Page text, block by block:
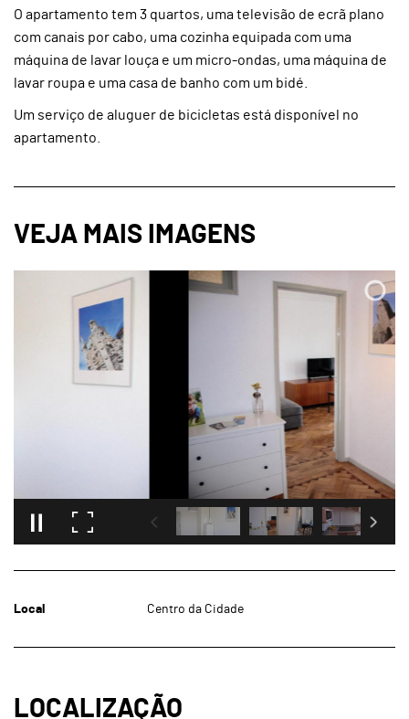
O apartamento tem 3 quartos, uma televisão de ecrã plano
com canais por cabo, uma cozinha equipada com uma
máquina de lavar louça e um micro-ondas, uma máquina de
lavar roupa e uma casa de banho com um bidé.
Um serviço de aluguer de bicicletas está disponível no
apartamento.
Local Centro da Cidade